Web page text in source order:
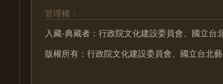
管理權：
入藏-典藏者：行政院文化建設委員會、國立台
版權所有：行政院文化建設委員會、國立台北